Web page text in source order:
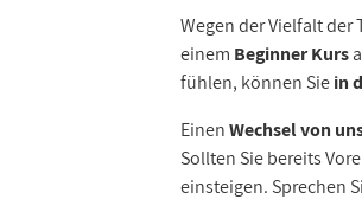
Wegen der Vielfalt der
einem Beginner Kurs
fühlen, können Siein
EinenWechsel von
Sollten Sie bereits
einsteigen. Sprechen